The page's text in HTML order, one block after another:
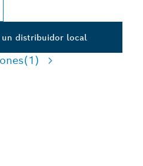
un distribuidor local
(1)